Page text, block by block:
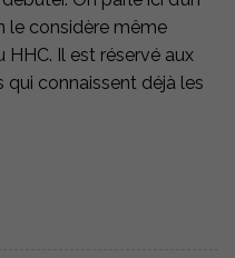
le considère même
Il est réservé aux
connaissent déjà les